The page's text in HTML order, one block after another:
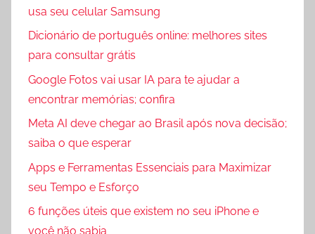
usa seu celular Samsung
Dicionário de português online: melhores sites
para consultar grátis
Google Fotos vai usar IA para te ajudar a
encontrar memórias; confira
Meta AI deve chegar ao Brasil após nova decisão;
saiba o que esperar
Apps e Ferramentas Essenciais para Maximizar
seu Tempo e Esforço
6 funções úteis que existem no seu iPhone e
você não sabia